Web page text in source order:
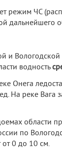
режим ЧС
дальнейшего
и
водность
Онега
На реке Вага
области
по
от 0 до 10 см.